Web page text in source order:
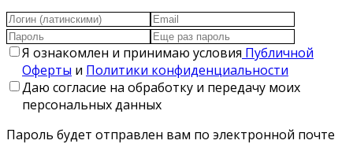
Я ознакомлен и принимаю условия Публичной
Оферты и Политики конфиденциальности
Даю согласие на обработку и передачу моих
персональных данных
Пароль будет отправлен вам по электронной почте